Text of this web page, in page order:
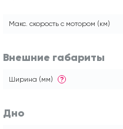
Макс. скорость с мотором (км)
Внешние габариты
Ширина (мм) ?
Дно